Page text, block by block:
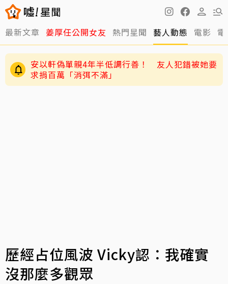
最新文章 姜厚任公開女友 熱門星聞 藝人動態 電影
安以軒偽單親4年半低調行善！ 友人犯錯被她要
求捐百萬「消弭不滿」
歷經占位風波 Vicky認：我確實
沒那麼多觀眾